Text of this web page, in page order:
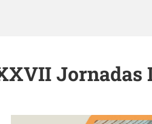
Jornadas